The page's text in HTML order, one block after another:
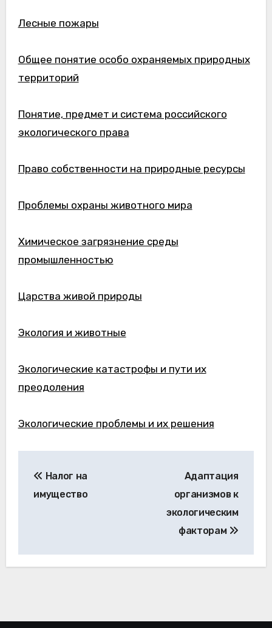
Лесные пожары
Общее понятие особо охраняемых природных
территорий
Понятие, предмет и система российского
экологического права
Право собственности на природные ресурсы
Проблемы охраны животного мира
Химическое загрязнение среды
промышленностью
Царства живой природы
Экология и животные
Экологические катастрофы и пути их
преодоления
Экологические проблемы и их решения
по
Налог на
имущество
Адаптация
организмов к
экологическим
факторам